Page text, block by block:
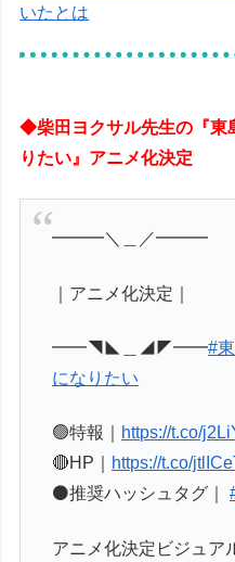
いたとは
◆柴田ヨクサル先生の『東
りたい』アニメ化決定
━━━＼＿／━━━
｜アニメ化決定｜
━━◥◣＿◢◤━━#
になりたい
🟢特報｜
https://t.co/
🔴HP｜
https://t.co/
⚫️推奨ハッシュタグ｜
アニメ化決定ビジュア